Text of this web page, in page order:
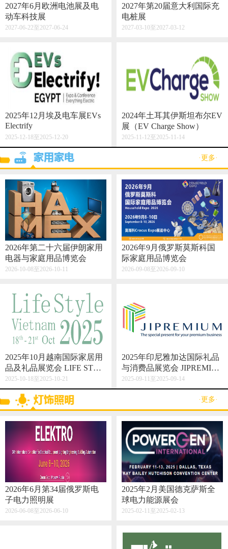
2027年6月欧洲电池展及电
动车科技展
2027-06-22至2027-06-24
2027年第20届意大利国际充
电桩展
2027-03-10至2027-03-12
2025年12月埃及电车展EVs
Electrify
2025-12-18至2025-12-20
2024年土耳其伊斯坦布尔EV
展（EV Charge Show）
2025-11-12至2025-11-14
·更多·
2026年第二十六届伊朗家用
电器与家庭用品博览会
2026-10-08至2026-10-11
2026年9月俄罗斯莫斯科国
际家庭用品博览会
2026-09-08至2026-09-10
2025年10月越南国际家居用
品及礼品展览会 LIFE STYL
E VIETNAM 2025
2025-10-18至2025-10-21
2025年印尼雅加达国际礼品
与消费品展览会 JIPREMIU
M
2025-09-11至2025-09-14
·更多·
2026年6月第34届俄罗斯电
子电力照明展
2026-06-08至2026-06-10
2025年2月美国德克萨斯全
球电力能源展会
2025-02-11至2025-02-13